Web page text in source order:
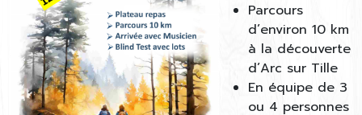
Parcours
d’environ 10 km
à la découverte
d’Arc sur Tille
En équipe de 3
ou 4 personnes